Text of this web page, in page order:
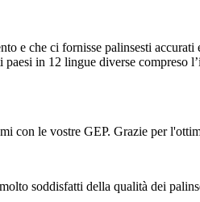
e che ci fornisse palinsesti
in 12 lingue diverse compreso
con le vostre GEP. Grazie per
soddisfatti della qualità dei